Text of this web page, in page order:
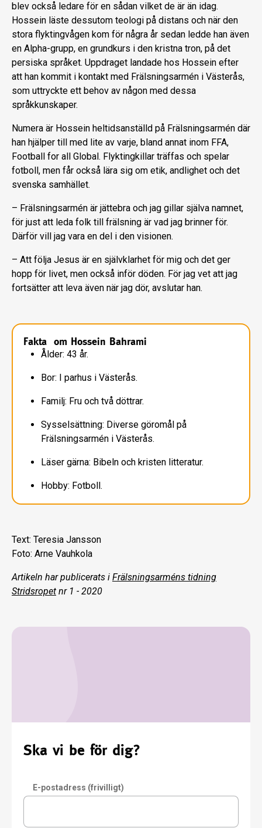
blev också ledare för en sådan vilket de är än idag.
Hossein läste dessutom teologi på distans och när den
stora flyktingvågen kom för några år sedan ledde han även
en Alpha-grupp, en grundkurs i den kristna tron, på det
persiska språket. Uppdraget landade hos Hossein efter
att han kommit i kontakt med Frälsningsarmén i Västerås,
som uttryckte ett behov av någon med dessa
språkkunskaper.
Numera är Hossein heltidsanställd på Frälsningsarmén där
han hjälper till med lite av varje, bland annat inom FFA,
Football for all Global. Flyktingkillar träffas och spelar
fotboll, men får också lära sig om etik, andlighet och det
svenska samhället.
– Frälsningsarmén är jättebra och jag gillar själva namnet,
för just att leda folk till frälsning är vad jag brinner för.
Därför vill jag vara en del i den visionen.
– Att följa Jesus är en självklarhet för mig och det ger
hopp för livet, men också inför döden. För jag vet att jag
fortsätter att leva även när jag dör, avslutar han.
Fakta om Hossein Bahrami
Ålder: 43 år.
Bor: I parhus i Västerås.
Familj: Fru och två döttrar.
Sysselsättning: Diverse göromål på
Frälsningsarmén i Västerås.
Läser gärna: Bibeln och kristen litteratur.
Hobby: Fotboll.
Text: Teresia Jansson
Foto: Arne Vauhkola
Artikeln har publicerats i Frälsningsarméns tidning
Stridsropet nr 1 - 2020
Ska vi be för dig?
E-postadress (frivilligt)